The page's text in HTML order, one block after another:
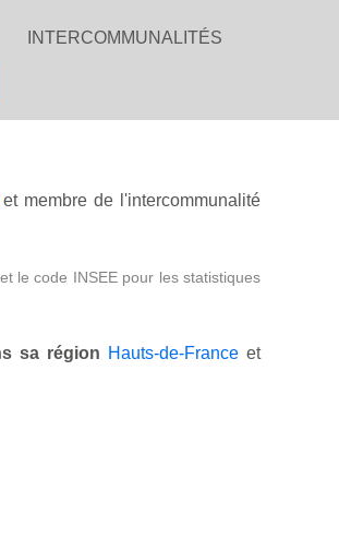
INTERCOMMUNALITÉS
et membre de l'intercommunalité
le code INSEE pour les statistiques
sa région Hauts-de-France et